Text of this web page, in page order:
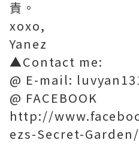
責。
xoxo,
Yanez
▲Contact me:
@ E-mail:
@ FACEBOOK
http://
ezs-Secret-